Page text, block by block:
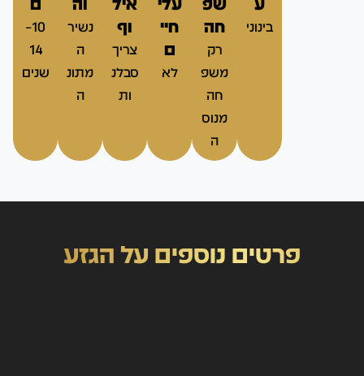
בינוני
חה
רק
משפ
חה
מנוס
ה
חיי
ם
לא
וף
צריך
סבלנ
ות
נשיר
ה
מתונ
ה
10–
14
שנים
פרטים נוספים על הגזע